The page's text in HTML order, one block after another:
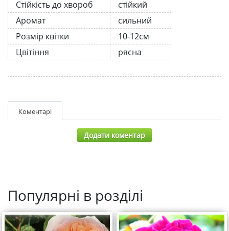
Стійкість до хвороб
стійкий
Аромат
сильний
Розмір квітки
10-12см
Цвітіння
рясна
Коментарі
Додати коментар
Популярні в розділі